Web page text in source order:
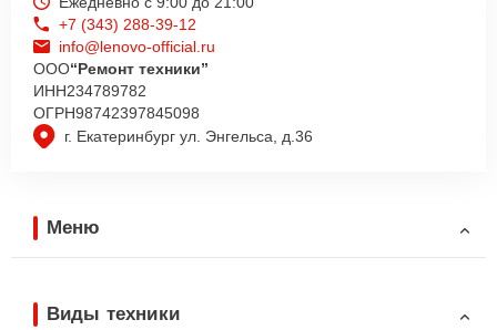
г. Екатеринбург ул. Энгельса, д.36
+7 (343) 288-39-12
info@lenovo-official.ru
ООО“Ремонт техники”
ИНН234789782
ОГРН98742397845098
Меню
Виды техники